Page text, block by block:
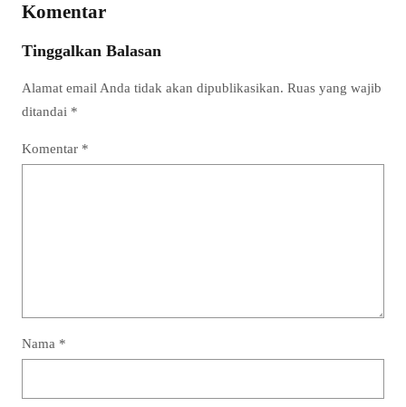
Komentar
Tinggalkan Balasan
Alamat email Anda tidak akan dipublikasikan. Ruas yang wajib
ditandai *
Komentar *
Nama *